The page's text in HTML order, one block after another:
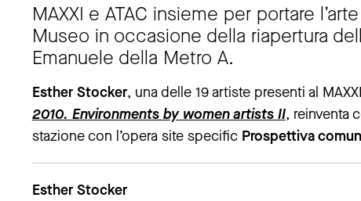
MAXXI e ATAC insieme per portare
Museo in occasione della riapertura
Emanuele della Metro A.
Esther Stocker, una delle 19 artiste presenti al
2010. Environments by women artists II, reinventa
stazione con l’opera site specific Prospettiva
Esther Stocker